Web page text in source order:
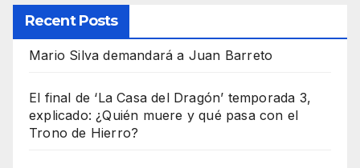
Recent Posts
Mario Silva demandará a Juan Barreto
El final de ‘La Casa del Dragón’ temporada 3,
explicado: ¿Quién muere y qué pasa con el
Trono de Hierro?